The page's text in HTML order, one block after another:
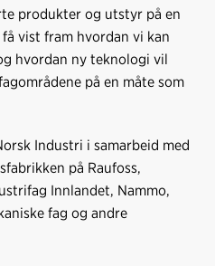
produkter og utstyr på en
vist fram hvordan vi kan
hvordan ny teknologi vil
på en måte som
Industri i samarbeid med
på Raufoss,
Innlandet, Nammo,
fag og andre